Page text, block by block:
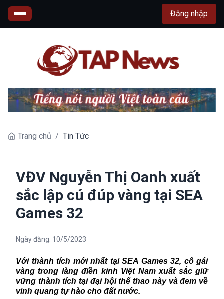
Đăng nhập
Trang chủ / Tin Tức
VĐV Nguyễn Thị Oanh xuất
sắc lập cú đúp vàng tại SEA
Games 32
Ngày đăng: 10/5/2023
Với thành tích mới nhất tại SEA Games 32, cô gái
vàng trong làng điền kinh Việt Nam xuất sắc giữ
vững thành tích tại đại hội thể thao này và đem về
vinh quang tự hào cho đất nước.